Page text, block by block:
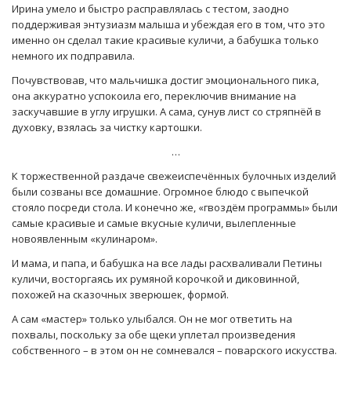
Ирина умело и быстро расправлялась с тестом, заодно
поддерживая энтузиазм малыша и убеждая его в том, что это
именно он сделал такие красивые куличи, а бабушка только
немного их подправила.
Почувствовав, что мальчишка достиг эмоционального пика,
она аккуратно успокоила его, переключив внимание на
заскучавшие в углу игрушки. А сама, сунув лист со стряпнёй в
духовку, взялась за чистку картошки.
…
К торжественной раздаче свежеиспечённых булочных изделий
были созваны все домашние. Огромное блюдо с выпечкой
стояло посреди стола. И конечно же, «гвоздём программы» были
самые красивые и самые вкусные куличи, вылепленные
новоявленным «кулинаром».
И мама, и папа, и бабушка на все лады расхваливали Петины
куличи, восторгаясь их румяной корочкой и диковинной,
похожей на сказочных зверюшек, формой.
А сам «мастер» только улыбался. Он не мог ответить на
похвалы, поскольку за обе щеки уплетал произведения
собственного – в этом он не сомневался – поварского искусства.